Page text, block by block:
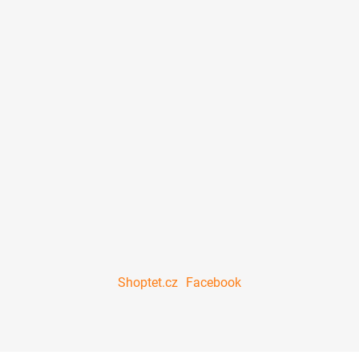
Shoptet.cz Facebook